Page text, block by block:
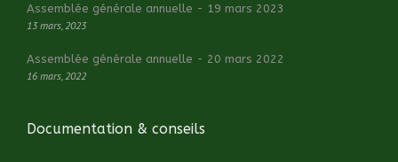
Assemblée générale annuelle - 19 mars 2023
13 mars, 2023
Assemblée générale annuelle - 20 mars 2022
16 mars, 2022
Documentation & conseils